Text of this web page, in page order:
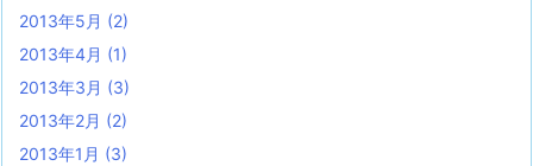
2013年5月 (2)
2013年4月 (1)
2013年3月 (3)
2013年2月 (2)
2013年1月 (3)